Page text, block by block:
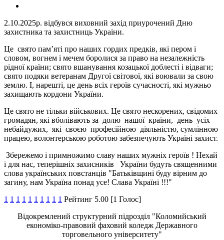
2.10.2025р. відбувся виховний захід приурочений Дню
захистника та захистниць Украіни.
Це свято пам’яті про наших гордих предків, які пером і
словом, вогнем і мечем боролися за право на незалежність
рідної країни; свято вшанування козацької доблесті і відваги;
свято подяки ветеранам Другої світової, які воювали за свою
землю. І, нарешті, це день всіх героїв сучасності, які мужньо
захищають кордони України.
Це свято не тільки військових. Це свято нескорених, свідомих
громадян, які вболівають за долю нашої країни, день усіх
небайдужих, які своєю професійною діяльністю, сумлінною
працею, волонтерською роботою забезпечують Україні захист.
Збережемо і примножимо славу наших мужніх героїв ! Нехай
і для нас, теперішніх захисників України будуть священними
слова українських повстанців "Батьківщині буду вірним до
загину, нам Україна понад усе! Слава Україні !!!"
1 1 1 1 1 1 1 1 1 1 Рейтинг 5.00 [1 Голос]
Відокремлений структурний підрозділ "Коломийський
економіко-правовий фаховий коледж Державного
торговельного університету"